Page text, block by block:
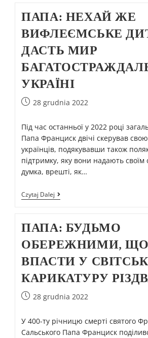
ПАПА: НЕХАЙ ЖЕ
ВИФЛЕЄМСЬКЕ
ДАСТЬ МИР
УКРАЇНІ
28 grudnia 2022
Під час останньої у 2022 році
Папа Франциск двічі скерував
українців, подякувавши також
підтримку, яку вони надають своїм
думка, врешті, як…
Czytaj Dalej
ПАПА: БУДЬМО
ОБЕРЕЖНИМИ,
ВПАСТИ У
КАРИКАТУРУ
28 grudnia 2022
У 400-ту річницю смерті святого
Сальського Папа Франциск